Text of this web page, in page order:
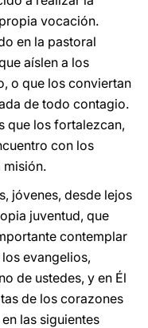
vocación.
en la pastoral
aíslen a los
o que los conviertan
de todo contagio.
que los fortalezcan,
con los
misión.
jóvenes, desde lejos
juventud, que
contemplar
evangelios,
de ustedes, y en Él
de los corazones
las siguientes